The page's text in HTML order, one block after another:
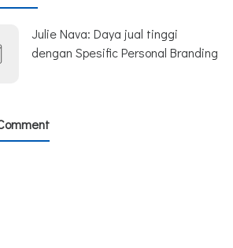
Julie Nava: Daya jual tinggi
dengan Spesific Personal Branding